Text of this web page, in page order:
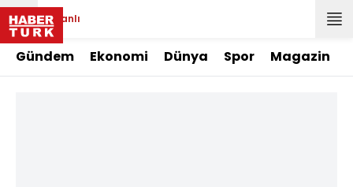
Canlı
Gündem Ekonomi Dünya Spor Magazin